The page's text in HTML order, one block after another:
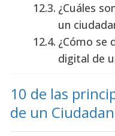
¿Cuáles
un
¿Cómo se
digital de
10 de las
de un